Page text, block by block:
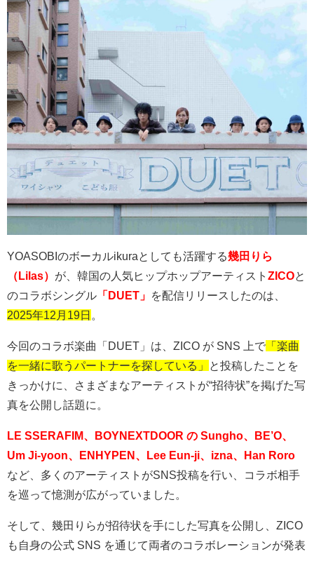
YOASOBI のボーカルikura としても活躍する幾田りら
（Lilas） が、韓国の人気ヒップホップアーティスト ZICOと
のコラボシングル 「DUET」
を配信リリースしたのは、
2025年12月19日
今回のコラボ楽曲「 DUET 」は、 ZICO が SNS 上で 「楽曲
を一緒に歌うパートナーを探している」
と投稿したことを
きっかけに、さまざまなアーティストが“招待状”を掲げた写
真を公開し話題に。
LE SSERAFIM、BOYNEXTDOOR の Sungho、BE’O、
Um Ji-yoon、ENHYPEN、Lee Eun-ji、izna、
Han Roro
など、多くのアーティストがSNS投稿を行い、コラボ相手
を巡って憶測が広がっていました。
そして、幾田りらが招待状を手にした写真を公開し、 ZICO
も自身の公式 SNS を通じて両者のコラボレーションが発表